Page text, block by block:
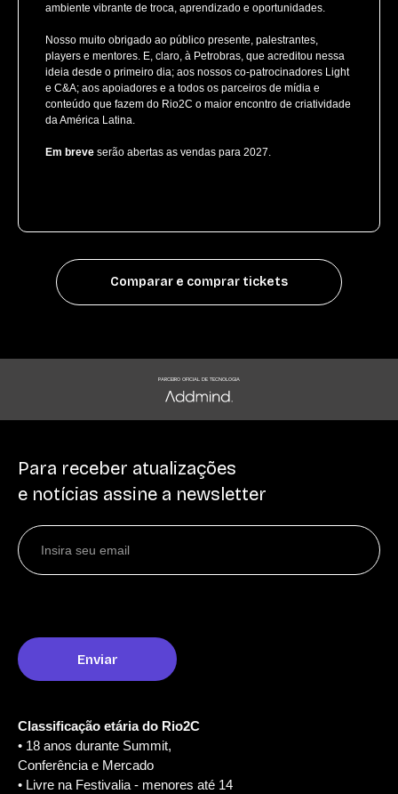
ambiente vibrante de troca, aprendizado e oportunidades.
Nosso muito obrigado ao público presente, palestrantes,
players e mentores. E, claro, à Petrobras, que acreditou nessa
ideia desde o primeiro dia; aos nossos co-patrocinadores Light
e C&A; aos apoiadores e a todos os parceiros de mídia e
conteúdo que fazem do Rio2C o maior encontro de criatividade
da América Latina.
Em breve serão abertas as vendas para 2027.
Comparar e comprar tickets
PARCEIRO OFICIAL DE TECNOLOGIA
Para receber atualizações
e notícias assine a newsletter
Classificação etária do Rio2C
• 18 anos durante Summit,
Conferência e Mercado
• Livre na Festivalia - menores até 14